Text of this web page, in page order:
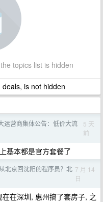
topics list is hidden
is not hidden
运营商集体公告：低价大流
5 天
前
基本都是官方套餐了
北京回沈阳的程序员？北 7 月 14
日
在深圳, 惠州搞了套房子, 之